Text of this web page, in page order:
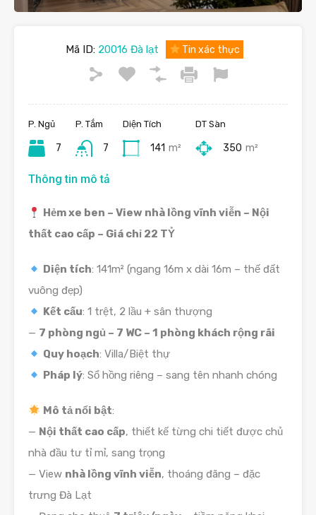
Mã ID:20016 Đà lạt Tin xác thực
P. Ngủ
7
P. Tắm
7
Diện Tích
141 m²
DT Sàn
350 m²
Thông tin mô tả
Hẻm xe ben – View nhà lồng vĩnh viễn – Nội
thất cao cấp – Giá chỉ 22 TỶ
Diện tích: 141m² (ngang 16m x dài 16m – thế đất
vuông đẹp)
Kết cấu: 1 trệt, 2 lầu + sân thượng
— 7 phòng ngủ – 7 WC – 1 phòng khách rộng rãi
Quy hoạch: Villa/Biệt thự
Pháp lý: Sổ hồng riêng – sang tên nhanh chóng
Mô tả nổi bật:
— Nội thất cao cấp, thiết kế từng chi tiết được chủ
nhà đầu tư tỉ mỉ, sang trọng
— View nhà lồng vĩnh viễn, thoáng đãng – đặc
trưng Đà Lạt